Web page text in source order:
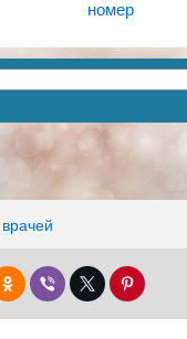
номер